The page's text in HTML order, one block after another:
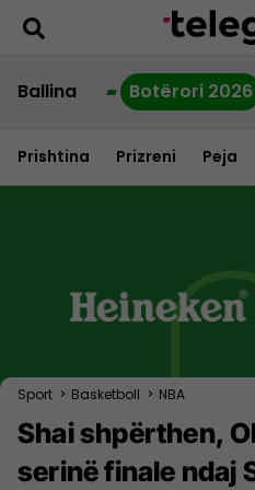
Ballina Botërori 2026
Prishtina Prizreni Peja
Sport > Basketboll > NBA
Shai shpërthen,
serinë finale ndaj